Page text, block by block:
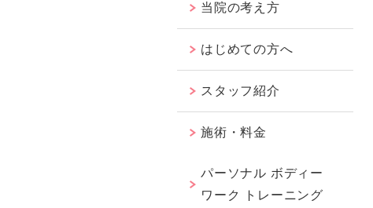
当院の考え方
はじめての方へ
スタッフ紹介
施術・料金
パーソナル ボディー
ワーク トレーニング